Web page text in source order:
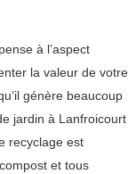
à l’aspect
la valeur de votre
génère beaucoup
jardin à Lanfroicourt
recyclage est
et tous